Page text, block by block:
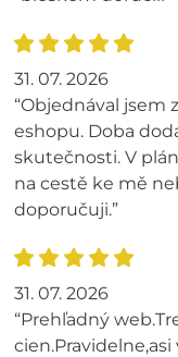
31. 07. 2026
“Objednával jsem
eshopu. Doba
skutečnosti. V
na cestě ke mě
doporučuji.”
31. 07. 2026
“Prehľadný